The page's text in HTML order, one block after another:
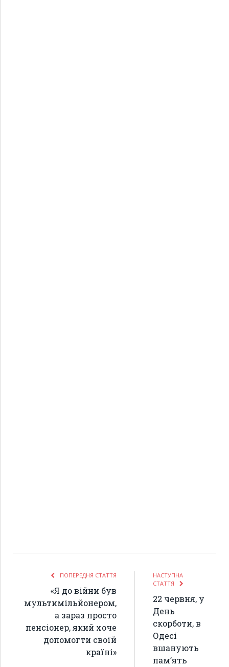
ПОПЕРЕДНЯ СТАТТЯ
«Я до війни був
мультимільйонером,
а зараз просто
пенсіонер, який хоче
допомогти своїй
країні»
НАСТУПНА
СТАТТЯ
22 червня, у
День
скорботи, в
Одесі
вшанують
пам’ять